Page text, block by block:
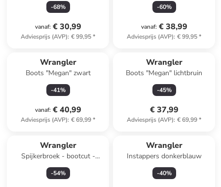
-68%
vanaf: € 30,99
Adviesprijs (AVP): € 99,95*
-60%
vanaf: € 38,99
Adviesprijs (AVP): € 99,95*
Wrangler
Boots "Megan" zwart
-41%
vanaf: € 40,99
Adviesprijs (AVP): € 69,99*
Wrangler
Boots "Megan" lichtbruin
-45%
€ 37,99
Adviesprijs (AVP): € 69,99*
Wrangler
Spijkerbroek - bootcut -
lichtblauw
-54%
Wrangler
Instappers donkerblauw
-40%